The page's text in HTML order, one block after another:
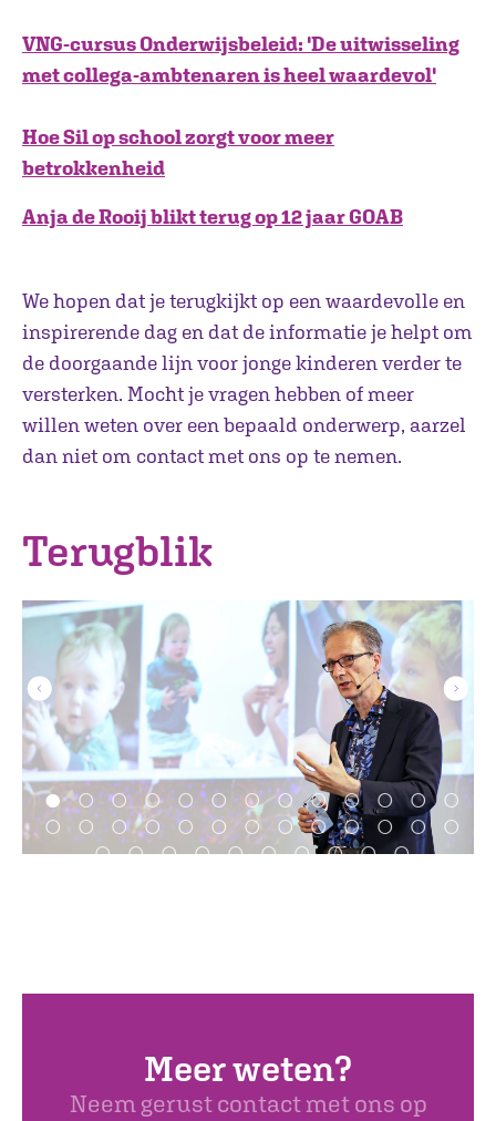
VNG-cursus Onderwijsbeleid: 'De uitwisseling
met collega-ambtenaren is heel waardevol'
Hoe Sil op school zorgt voor meer
betrokkenheid
Anja de Rooij blikt terug op 12 jaar GOAB
We hopen dat je terugkijkt op een waardevolle en
inspirerende dag en dat de informatie je helpt om
de doorgaande lijn voor jonge kinderen verder te
versterken. Mocht je vragen hebben of meer
willen weten over een bepaald onderwerp, aarzel
dan niet om contact met ons op te nemen.
Terugblik
Meer weten?
Neem gerust contact met ons op